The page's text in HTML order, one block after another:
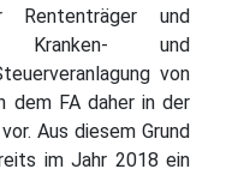
Rententräger und
Kranken- und
von
dem FA daher in der
Aus diesem Grund
im Jahr 2018 ein